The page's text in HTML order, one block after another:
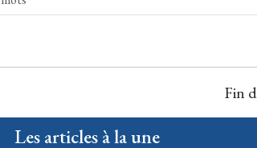
Fin
Les articles à la une